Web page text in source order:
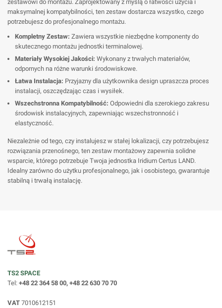
zestawowi do montażu. Zaprojektowany z myślą o łatwości użycia i
maksymalnej kompatybilności, ten zestaw dostarcza wszystko, czego
potrzebujesz do profesjonalnego montażu.
Kompletny Zestaw: Zawiera wszystkie niezbędne komponenty do
skutecznego montażu jednostki terminalowej.
Materiały Wysokiej Jakości: Wykonany z trwałych materiałów,
odpornych na różne warunki środowiskowe.
Łatwa Instalacja: Przyjazny dla użytkownika design upraszcza proces
instalacji, oszczędzając czas i wysiłek.
Wszechstronna Kompatybilność: Odpowiedni dla szerokiego zakresu
środowisk instalacyjnych, zapewniając wszechstronność i
elastyczność.
Niezależnie od tego, czy instalujesz w stałej lokalizacji, czy potrzebujesz
rozwiązania przenośnego, ten zestaw montażowy zapewnia solidne
wsparcie, którego potrzebuje Twoja jednostka Iridium Certus LAND.
Idealny zarówno do użytku profesjonalnego, jak i osobistego, gwarantuje
stabilną i trwałą instalację.
TS2 SPACE
Tel: +48 22 364 58 00, +48 22 630 70 70
VAT 7010612151